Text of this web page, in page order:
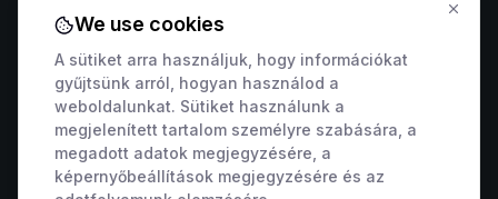
Kapcsolatfelvétel az értékesítéssel
🇸🇰 +421 2 222 006 94
🇨🇿 +420 311 440 767
🇦🇹 +43 1 442 0203
🇷🇴 +40 316 306 173
We use cookies
A sütiket arra használjuk, hogy információkat
gyűjtsünk arról, hogyan használod a
weboldalunkat. Sütiket használunk a
megjelenített tartalom személyre szabására, a
megadott adatok megjegyzésére, a
képernyőbeállítások megjegyzésére és az